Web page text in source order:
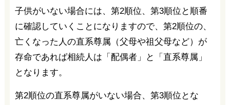
子供がいない場合には、第2順位、第3順位と順番
に確認していくことになりますので、第2順位の、
亡くなった人の直系尊属（父母や祖父母など）が
存命であれば相続人は「配偶者」と「直系尊属」
となります。
第2順位の直系尊属がいない場合、第3順位とな